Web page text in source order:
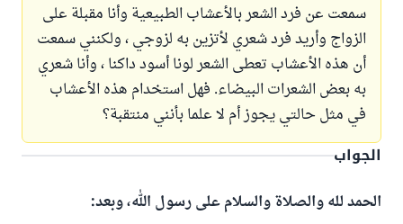
سمعت عن فرد الشعر بالأعشاب الطبيعية وأنا مقبلة على
الزواج وأريد فرد شعري لأتزين به لزوجي ، ولكنني سمعت
أن هذه الأعشاب تعطى الشعر لونا أسود داكنا ، وأنا شعري
به بعض الشعرات البيضاء. فهل استخدام هذه الأعشاب
في مثل حالتي يجوز أم لا علما بأنني منتقبة؟
الجواب
الحمد لله والصلاة والسلام على رسول الله، وبعد: